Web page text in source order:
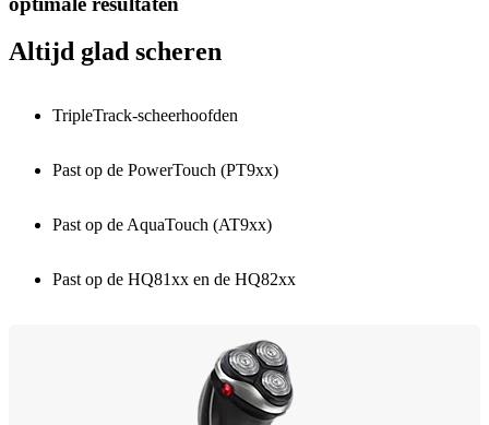
Altijd glad scheren
TripleTrack-scheerhoofden
Past op de PowerTouch (PT9xx)
Past op de AquaTouch (AT9xx)
Past op de HQ81xx en de HQ82xx